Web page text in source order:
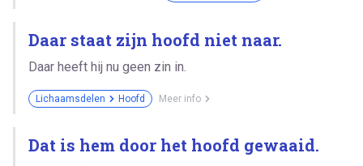
Daar staat zijn hoofd niet naar.
Daar heeft hij nu geen zin in.
Lichaamsdelen Hoofd Meer info
Dat is hem door het hoofd gewaaid.